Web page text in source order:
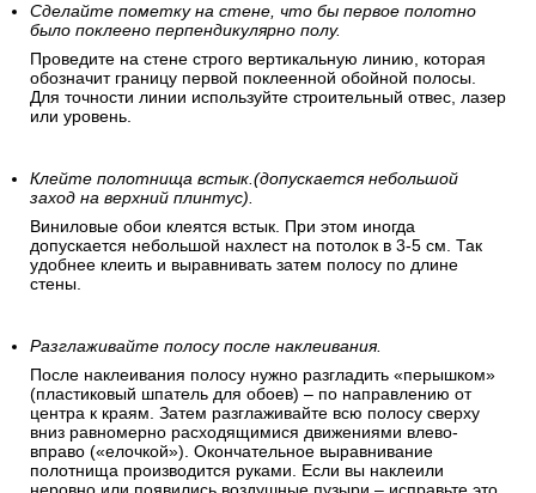
Сделайте пометку на стене, что бы первое полотно
было поклеено перпендикулярно полу.
Проведите на стене строго вертикальную линию, которая
обозначит границу первой поклеенной обойной полосы.
Для точности линии используйте строительный отвес, лазер
или уровень.
Клейте полотнища встык.(допускается небольшой
заход на верхний плинтус).
Виниловые обои клеятся встык. При этом иногда
допускается небольшой нахлест на потолок в 3-5 см. Так
удобнее клеить и выравнивать затем полосу по длине
стены.
Разглаживайте полосу после наклеивания.
После наклеивания полосу нужно разгладить «перышком»
(пластиковый шпатель для обоев) – по направлению от
центра к краям. Затем разглаживайте всю полосу сверху
вниз равномерно расходящимися движениями влево-
вправо («елочкой»). Окончательное выравнивание
полотнища производится руками. Если вы наклеили